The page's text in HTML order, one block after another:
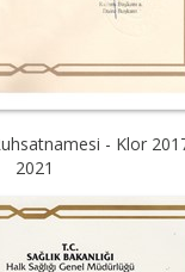
- Klor
2021